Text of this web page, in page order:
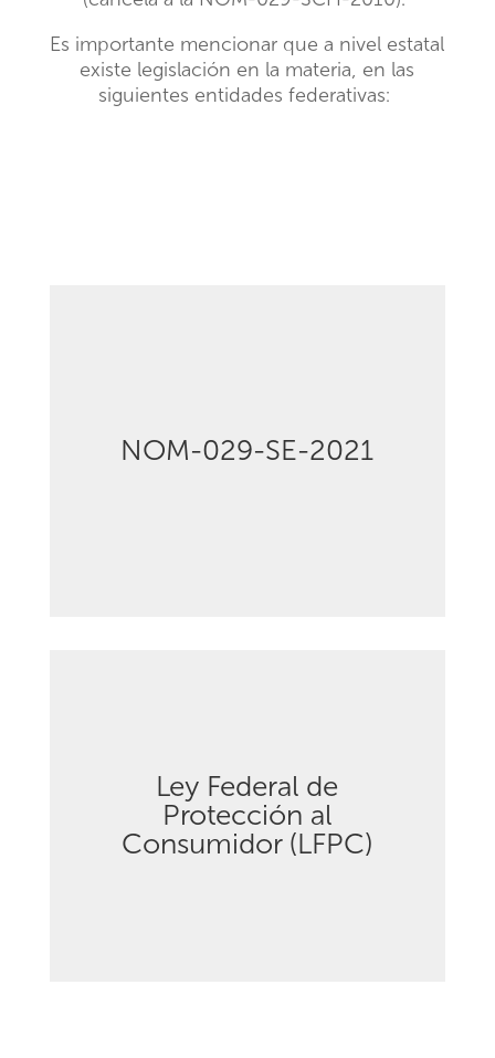
Es importante mencionar que a nivel estatal
existe legislación en la materia, en las
siguientes entidades federativas:
NOM-029-SE-2021
Descargar
Ley Federal de
Protección al
Consumidor (LFPC)
Descargar